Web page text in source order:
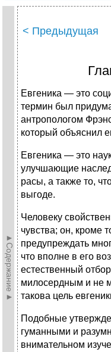
►Содержание►
< Предыдущая
Евгеника — это
термин был
антропологом
который объяснил
Евгеника — это
улучшающие
расы, а также то,
выгоде.
Человеку
чувства; он, кроме
предупреждать
что вполне в его
естественный
милосердным и не
такова цель
Подобные
гуманными и
внимательном